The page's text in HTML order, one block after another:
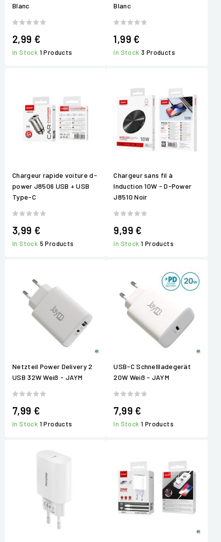
Blanc
2,99 €
In Stock 1 Products
Blanc
1,99 €
In Stock 3 Products
Chargeur rapide voiture d-
power J8506 USB + USB
Type-C
3,99 €
In Stock 5 Products
Chargeur sans fil à
Induction 10W - D-Power
J8510 Noir
9,99 €
In Stock1 Products
Netzteil Power Delivery 2
USB 32W Weiß - JAYM
7,99 €
In Stock 1 Products
USB-C Schnellladegerät
20W Weiß - JAYM
7,99 €
In Stock1 Products